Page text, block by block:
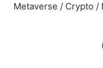
Metaverse / Crypto /